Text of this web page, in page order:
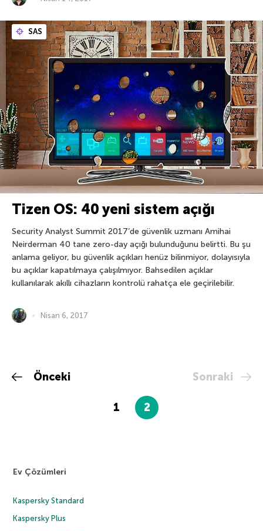
SAS
Tizen OS: 40 yeni sistem açığı
Security Analyst Summit 2017’de güvenlik uzmanı Amihai
Neirderman 40 tane zero-day açığı bulunduğunu belirtti. Bu şu
anlama geliyor, bu güvenlik açıkları henüz bilinmiyor, dolayısıyla
bu açıklar kapatılmaya çalışılmıyor. Bahsedilen açıklar
kullanılarak akıllı cihazların kontrolü rahatça ele geçirilebilir.
Nisan 6, 2017
Önceki
1 2
Sonraki
Ev Çözümleri
Kaspersky Standard
Kaspersky Plus